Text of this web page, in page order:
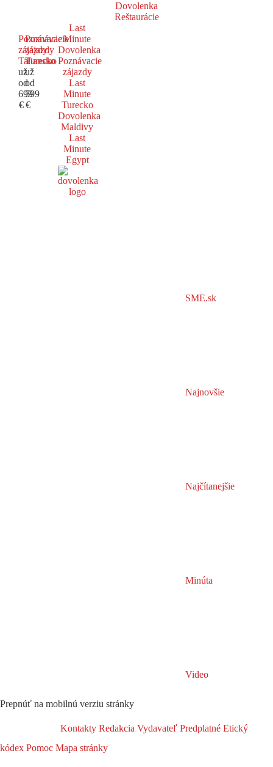
Dovolenka
Reštaurácie
Poznávacie
zájazdy
Taliansko
už
od
699
€
Poznávacie
zájazdy
Turecko
už
od
599
€
Last
Minute
Dovolenka
Poznávacie
zájazdy
Last
Minute
Turecko
Dovolenka
Maldivy
Last
Minute
Egypt
SME.sk
Najnovšie
Najčítanejšie
Minúta
Video
Prepnúť na mobilnú verziu stránky
Kontakty Redakcia Vydavateľ Predplatné Etický
kódex Pomoc Mapa stránky